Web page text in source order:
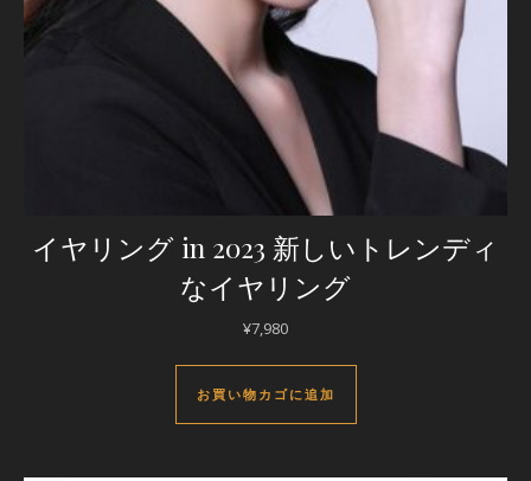
イヤリング in 2023 新しいトレンディ
なイヤリング
¥7,980
お買い物カゴに追加